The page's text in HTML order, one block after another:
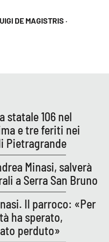
DE MAGISTRIS ·
statale 106 nel
e tre feriti nei
Pietragrande
Minasi, salverà
a Serra San Bruno
Il parroco: «Per
ha sperato,
perduto»